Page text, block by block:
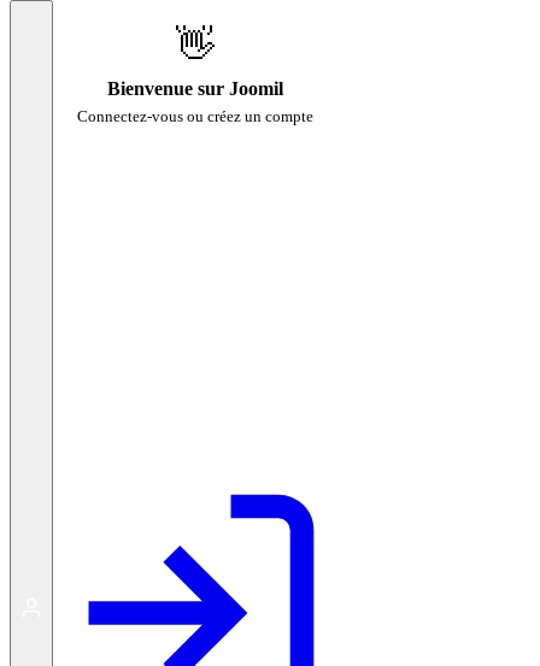
👋
Bienvenue sur Joomil
Connectez-vous ou créez un compte